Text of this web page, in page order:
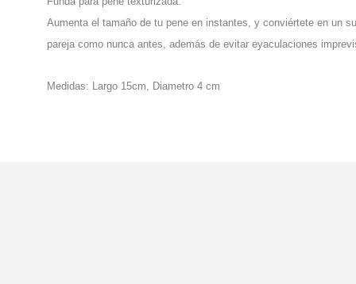
Aumenta el tamaño de tu pene en instantes, y conviértete en un
pareja como nunca antes, además de evitar eyaculaciones
Medidas: Largo 15cm, Diametro 4 cm